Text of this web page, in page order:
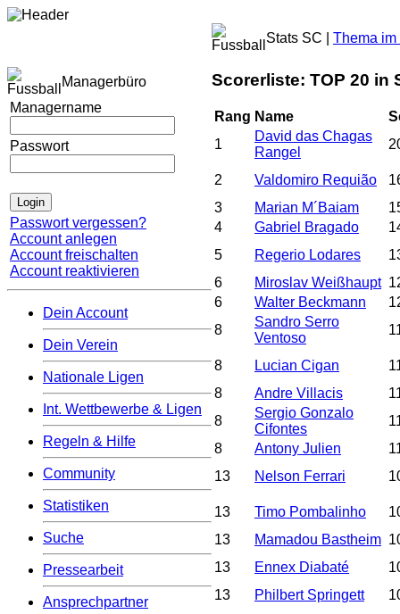
Managerbüro
Managername
Passwort
Passwort vergessen?
Account anlegen
Account freischalten
Account reaktivieren
Dein Account
Dein Verein
Nationale Ligen
Int. Wettbewerbe & Ligen
Regeln & Hilfe
Community
Statistiken
Suche
Pressearbeit
Ansprechpartner
Stats SC | Thema im
Scorerliste: TOP 20 in
Rang Name
1
David das Chagas
Rangel
2 Valdomiro Requião
3
Marian M´Baiam
4
Gabriel Bragado
5
Regerio Lodares
6
Miroslav Weißhaupt
6
Walter Beckmann
8
Sandro Serro
Ventoso
8 Lucian Cigan
8
Andre Villacis
8
Sergio Gonzalo
Cifontes
8
Antony Julien
13
Nelson Ferrari
13 Timo Pombalinho
13
Mamadou Bastheim
13
Ennex Diabaté
13
Philbert Springett